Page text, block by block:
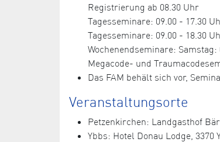
Registrierung ab 08.30 Uhr
Tagesseminare: 09.00 - 17.30
Tagesseminare: 09.00 - 18.30
Wochenendseminare:
Megacode- und
Das FAM behält sich vor,
Veranstaltungsorte
Petzenkirchen: Landgasthof
Ybbs: Hotel Donau Lodge, 3370